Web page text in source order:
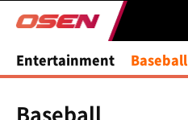
Entertainment Baseball
Baseball